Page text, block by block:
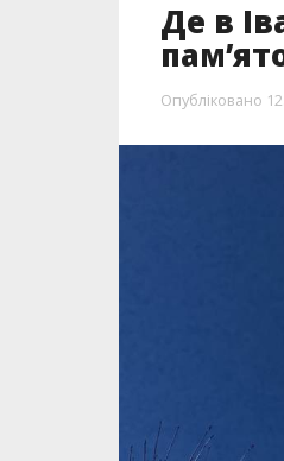
Де в
Опубліковано